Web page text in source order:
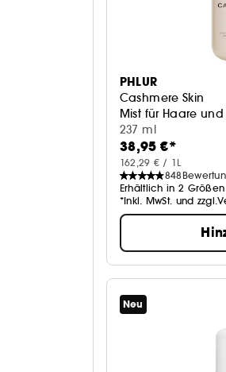
PHLUR
Cashmere Skin
Mist für Haare und
237 ml
38,95 €*
162,29 € / 1L
848
Erhältlich in 2 Größen
*Inkl. MwSt. und
Neu